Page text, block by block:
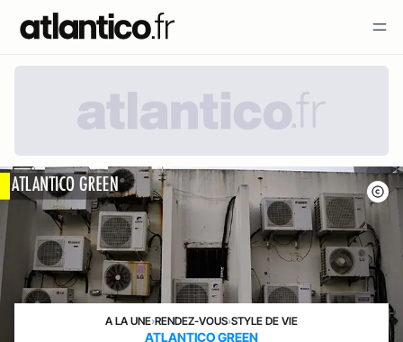
A LA UNE›RENDEZ-VOUS›STYLE DE VIE
ATLANTICO GREEN